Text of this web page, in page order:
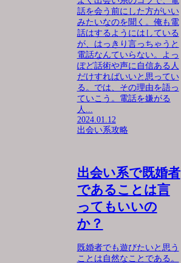
話を会う前にした方がいい
みたいなのを聞く。俺も電
話はするようにはしている
が、はっきり言っちゃうと
電話なんていらない。よっ
ぽど話術や声に自信ある人
だけすればいいと思ってい
る。では、その理由を語っ
ていこう。電話を嫌がる
人...
2024.01.12
出会い系攻略
出会い系で既婚者
であることは言
ってもいいの
か？
既婚者でも遊びたいと思う
ことは自然なことである。